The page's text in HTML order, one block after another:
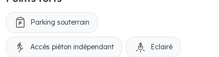
Parking souterrain
Accès piéton indépendant Eclairé